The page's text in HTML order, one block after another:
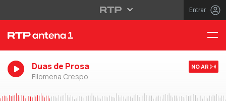
Entrar
Duas de Prosa
Filomena Crespo
NO AR